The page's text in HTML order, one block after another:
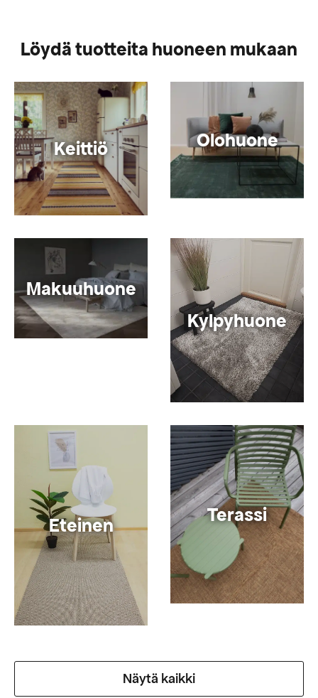
Löydä tuotteita huoneen mukaan
Keittiö Olohuone
Makuuhuone
Kylpyhuone
Eteinen Terassi
Näytä kaikki